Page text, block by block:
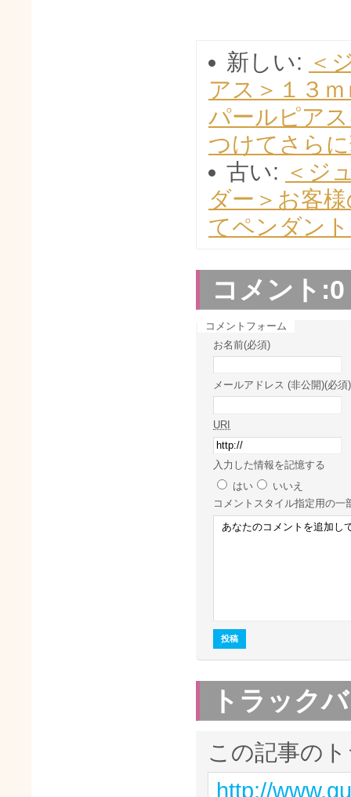
新しい: ＜
アス＞１３
パールピア
つけてさら
古い: ＜ジ
ダー＞お客
てペンダン
コメント:0
コメントフォーム
お名前(必須)
メールアドレス (非公開)(必須)
URI
入力した情報を記憶する
はい
いいえ
コメント スタイル指定用の一
トラック
この記事の
http://